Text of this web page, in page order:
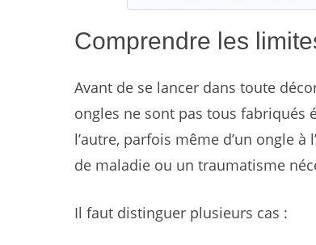
Comprendre les
Avant de se lancer dans toute
ongles ne sont pas tous fabriqués
l’autre, parfois même d’un ongle
de maladie ou un traumatisme
Il faut distinguer plusieurs cas :